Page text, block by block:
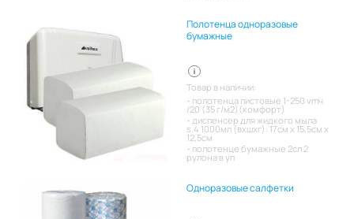
Полотенца одноразовые
бумажные
Товар в наличии:
полотенца листовые 1-250 vmч
/20 (35 г/м2)(комфорт)
диспенсер для жидкого мыла
s.4 1000мл (вхшхг): 17см x 15,5см x
12,5см
полотенце бумажные 2сл 2
рулона в уп
Одноразовые салфетки